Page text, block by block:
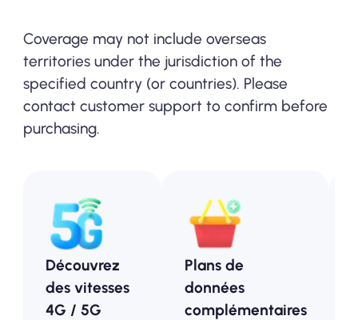
Coverage may not include overseas
territories under the jurisdiction of the
specified country (or countries). Please
contact customer support to confirm before
purchasing.
Découvrez
des vitesses
4G / 5G
Plans de
données
complémentaires